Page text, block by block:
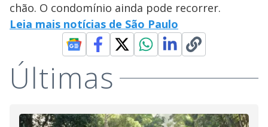
chão. O condomínio ainda pode recorrer.
Leia mais notícias de São Paulo
Últimas